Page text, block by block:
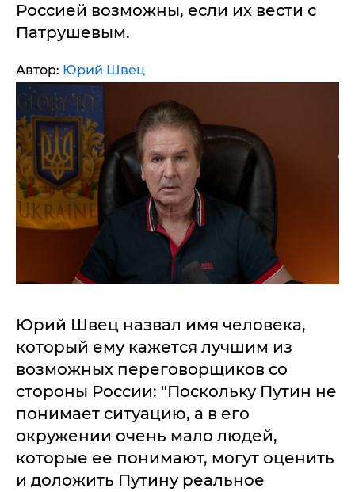
Россией возможны, если их вести с
Патрушевым.
Автор: Юрий Швец
Юрий Швец назвал имя человека,
который ему кажется лучшим из
возможных переговорщиков со
стороны России: "Поскольку Путин не
понимает ситуацию, а в его
окружении очень мало людей,
которые ее понимают, могут оценить
и доложить Путину реальное